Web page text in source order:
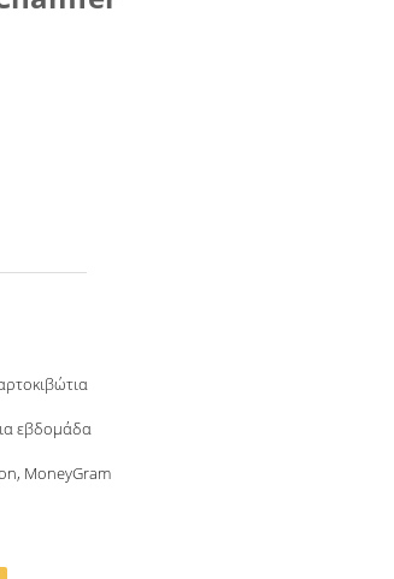
εβδομάδα
MoneyGram